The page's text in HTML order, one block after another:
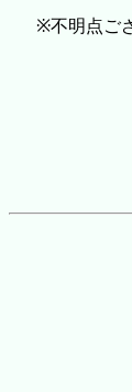
※不明点ご